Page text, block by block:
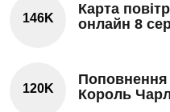
146K
Карта
онлайн 8
120K
Поповнення
Король